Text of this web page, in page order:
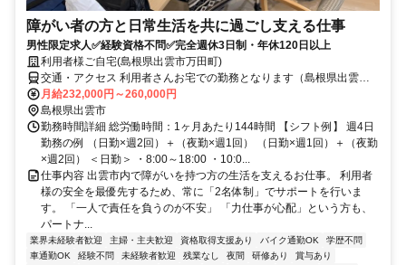
障がい者の方と日常生活を共に過ごし支える仕事
男性限定求人✅経験資格不問✅完全週休3日制・年休120日以上
利用者様ご自宅(島根県出雲市万田町)
交通・アクセス 利用者さんお宅での勤務となります（島根県出雲市
万田町内／直行直帰可）
月給232,000円～260,000円
島根県出雲市
勤務時間詳細 総労働時間：1ヶ月あたり144時間 【シフト例】 週4日
勤務の例 （日勤×週2回）＋（夜勤×週1回） （日勤×週1回）＋（夜勤
×週2回） ＜日勤＞ ・8:00～18:00 ・10:0...
仕事内容 出雲市内で障がいを持つ方の生活を支えるお仕事。 利用者
様の安全を最優先するため、常に「2名体制」でサポートを行いま
す。 「一人で責任を負うのが不安」 「力仕事が心配」という方も、
パートナ...
業界未経験者歓迎 主婦・主夫歓迎 資格取得支援あり バイク通勤OK
学歴不問
車通勤OK
経験不問 未経験者歓迎 残業なし 夜間 研修あり
賞与あり